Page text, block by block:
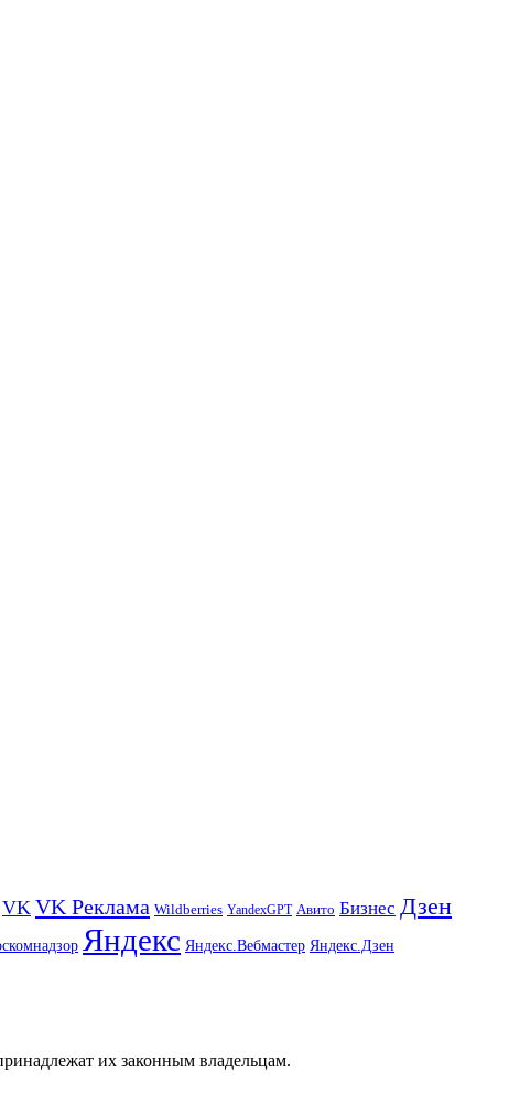
VK VK Реклама Wildberries YandexGPT Авито Бизнес Дзен
Яндекс Яндекс.Вебмастер Яндекс.Дзен
их законным владельцам.